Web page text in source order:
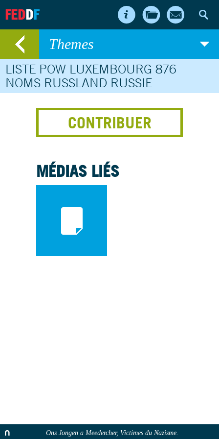
FEDDF
Themes
LISTE POW LUXEMBOURG 876
NOMS RUSSLAND RUSSIE
CONTRIBUER
MÉDIAS LIÉS
Ons Jongen a Meedercher, Victimes du Nazisme.